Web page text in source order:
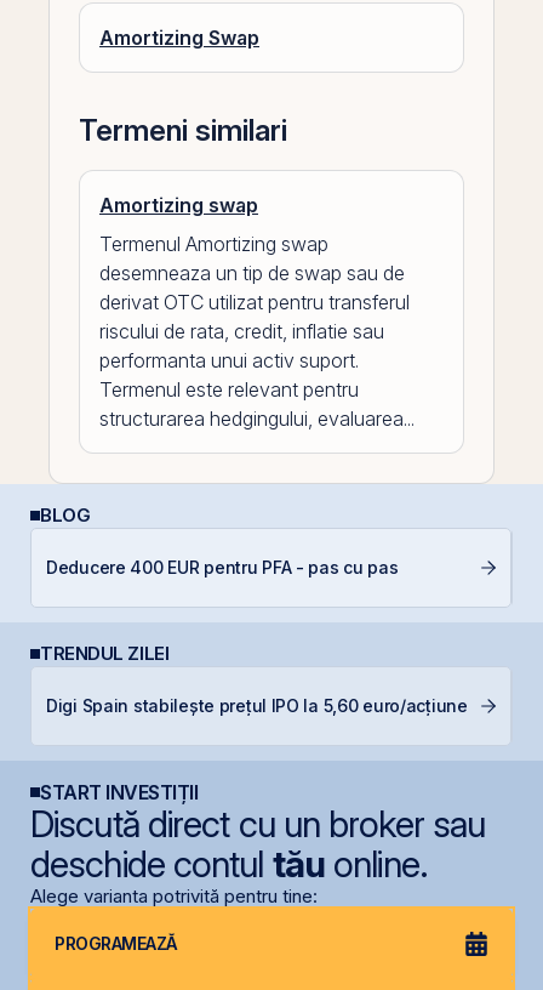
Amortizing Swap
Termeni similari
Amortizing swap
Termenul Amortizing swap
desemneaza un tip de swap sau de
derivat OTC utilizat pentru transferul
riscului de rata, credit, inflatie sau
performanta unui activ suport.
Termenul este relevant pentru
structurarea hedgingului, evaluarea...
BLOG
Deducere 400 EUR pentru PFA - pas cu pas
TRENDUL ZILEI
Digi Spain stabilește prețul IPO la 5,60 euro/acțiune
START INVESTIȚII
Discută direct cu un broker sau
deschide contul tăuonline.
Alege varianta potrivită pentru tine:
PROGRAMEAZĂ